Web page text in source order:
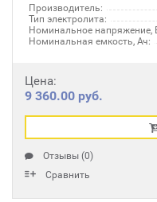
Производитель:
Тип электролита:
Номинальное напряжение,
Номинальная емкость, Ач:
Цена:
9 360.00 руб.
Отзывы (0)
Сравнить